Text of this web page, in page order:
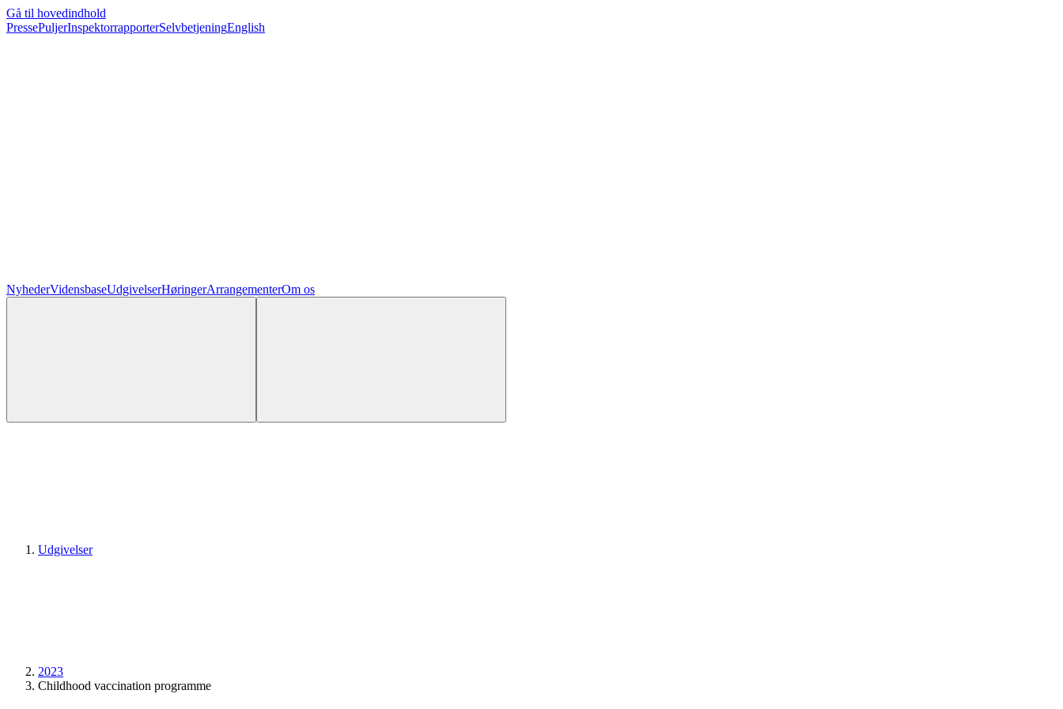
Gå til hovedindhold
PressePuljerInspektorrapporterSelvbetjeningEnglish
NyhederVidensbaseUdgivelserHøringerArrangementerOm os
Udgivelser
2023
Childhood vaccination programme